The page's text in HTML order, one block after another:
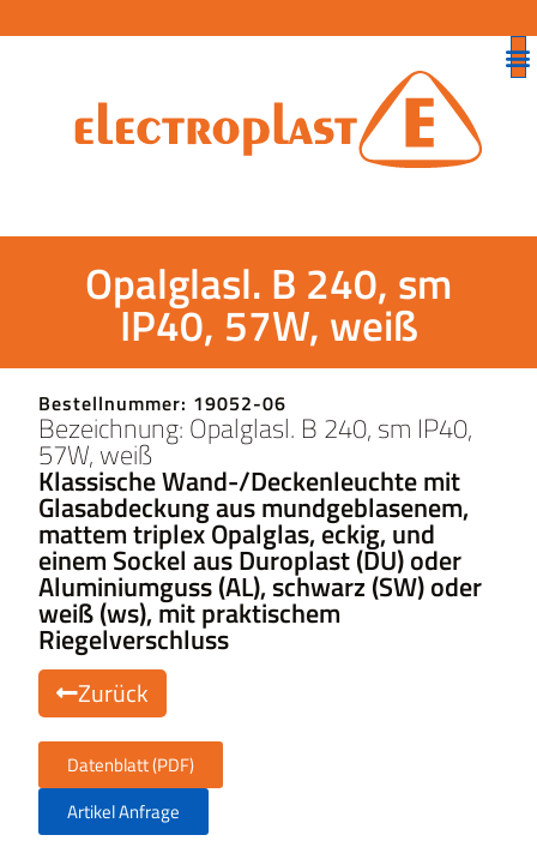
Opalglasl. B 240, sm
IP40, 57W, weiß
Bestellnummer: 19052-06
Bezeichnung: Opalglasl. B 240, sm IP40,
57W, weiß
Klassische Wand-/Deckenleuchte mit
Glasabdeckung aus mundgeblasenem,
mattem triplex Opalglas, eckig, und
einem Sockel aus Duroplast (DU) oder
Aluminiumguss (AL), schwarz (SW) oder
weiß (ws), mit praktischem
Riegelverschluss
Zurück
Datenblatt (PDF)
Artikel Anfrage